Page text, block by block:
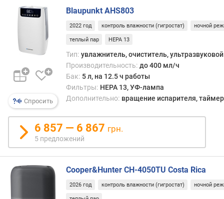
ф
и
т
у
р
а
в
л
е
н
Спросить
Blaupunkt AHS803
2022 год контроль влажности (гигростат) ночной
теплый пар HEPA 13
Тип: увлажнитель, очиститель, ультразвуковой
Производительность: до 400 мл/ч
Бак: 5 л, на 12.5 ч работы
Фильтры: HEPA 13, УФ-лампа
Дополнительно: вращение испарителя,
6 857 — 6 867 грн.
5 предложений
Cooper&Hunter CH-4050TU Costa Rica
2026 год контроль влажности (гигростат) ночной